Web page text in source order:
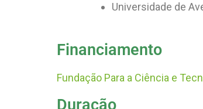
Universidade de
Financiamento
Fundação Para a Ciência e
Duração